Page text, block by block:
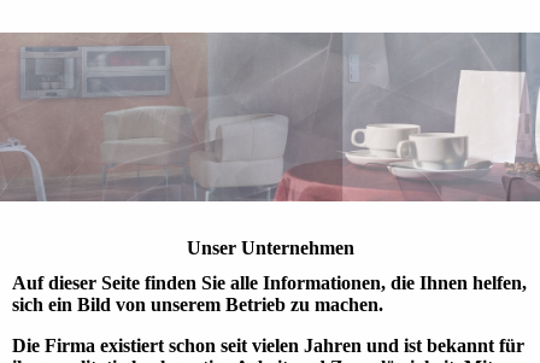
Unser Unter­nehmen
Auf dieser Seite finden Sie alle Informa­tionen, die Ihnen helfen,
sich ein Bild von unse­rem Betrieb zu machen.
Die Firma exis­tiert schon seit vielen Jah­ren und ist bekannt für